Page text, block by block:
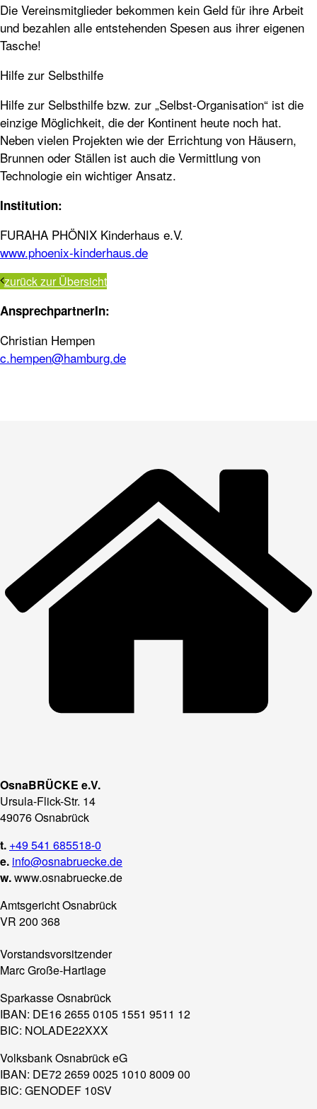
Die Vereinsmitglieder bekommen kein Geld für ihre Arbeit
und bezahlen alle entstehenden Spesen aus ihrer eigenen
Tasche!
Hilfe zur Selbsthilfe
Hilfe zur Selbsthilfe bzw. zur „Selbst-Organisation“ ist die
einzige Möglichkeit, die der Kontinent heute noch hat.
Neben vielen Projekten wie der Errichtung von Häusern,
Brunnen oder Ställen ist auch die Vermittlung von
Technologie ein wichtiger Ansatz.
Institution:
FURAHA PHÖNIX Kinderhaus e.V.
www.phoenix-kinderhaus.de
zurück zur Übersicht
AnsprechpartnerIn:
Christian Hempen
c.hempen@hamburg.de
OsnaBRÜCKE e.V.
Ursula-Flick-Str. 14
49076 Osnabrück
t. +49 541 685518-0
e. info@osnabruecke.de
w.www.osnabruecke.de
Amtsgericht Osnabrück
VR 200 368
Vorstandsvorsitzender
Marc Große-Hartlage
Sparkasse Osnabrück
IBAN: DE16 2655 0105 1551 9511 12
BIC: NOLADE22XXX
Volksbank Osnabrück eG
IBAN: DE72 2659 0025 1010 8009 00
BIC: GENODEF 10SV